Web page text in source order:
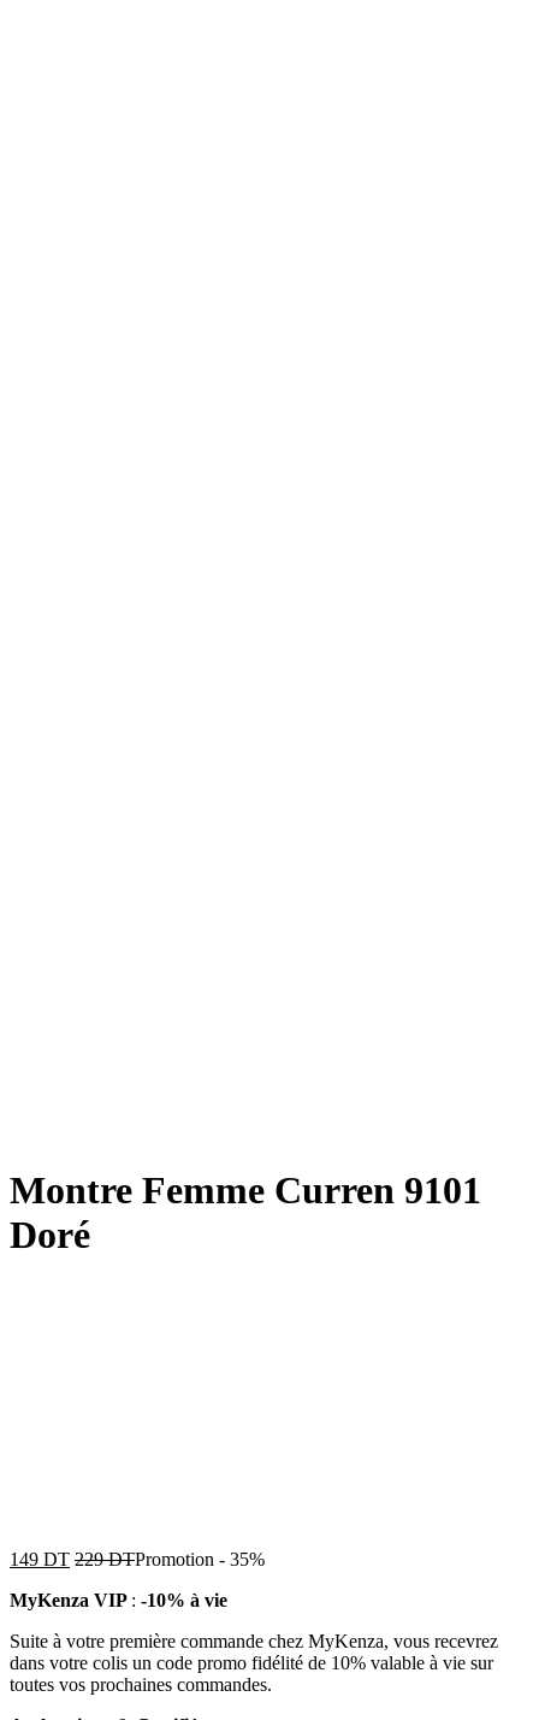
Montre Femme Curren 9101
Doré
149 DT 229DTPromotion - 35%
MyKenza VIP : -10% à vie
Suite à votre première commande chez MyKenza, vous recevrez
dans votre colis un code promo fidélité de 10% valable à vie sur
toutes vos prochaines commandes.